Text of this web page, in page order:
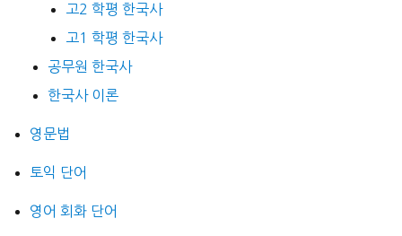
고2 학평 한국사
고1 학평 한국사
공무원 한국사
한국사 이론
영문법
토익 단어
영어 회화 단어